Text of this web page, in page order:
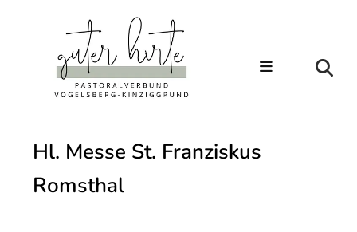
Hl. Messe St. Franziskus
Romsthal